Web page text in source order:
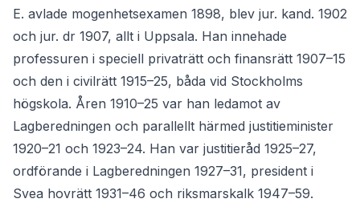
E. avlade mogenhetsexamen 1898, blev jur. kand. 1902
och jur. dr 1907, allt i Uppsala. Han innehade
professuren i speciell privaträtt och finansrätt 1907–15
och den i civilrätt 1915–25, båda vid Stockholms
högskola. Åren 1910–25 var han ledamot av
Lagberedningen och parallellt härmed justitieminister
1920–21 och 1923–24. Han var justitieråd 1925–27,
ordförande i Lagberedningen 1927–31, president i
Svea hovrätt 1931–46 och riksmarskalk 1947–59.